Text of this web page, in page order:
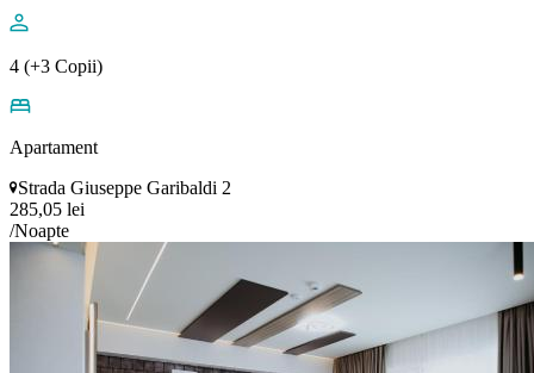
4 (+3 Copii)
Apartament
Strada Giuseppe Garibaldi 2
285,05 lei
/Noapte